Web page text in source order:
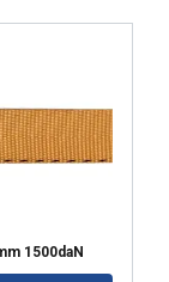
1500daN